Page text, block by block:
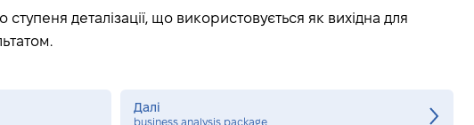
деталізації, що використовується як вихідна для
Далі
business analysis package